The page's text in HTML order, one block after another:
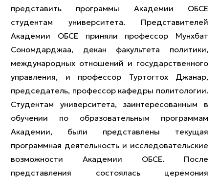
представить программы Академии ОБСЕ
студентам университета. Представителей
Академии ОБСЕ приняли профессор Мунхбат
Сономдарджаа, декан факультета политики,
международных отношений и государственного
управления, и профессор Туртогтох Джанар,
председатель, профессор кафедры политологии.
Студентам университета, заинтересованным в
обучении по образовательным программам
Академии, были представлены текущая
программная деятельность и исследовательские
возможности Академии ОБСЕ. После
представления состоялась церемония